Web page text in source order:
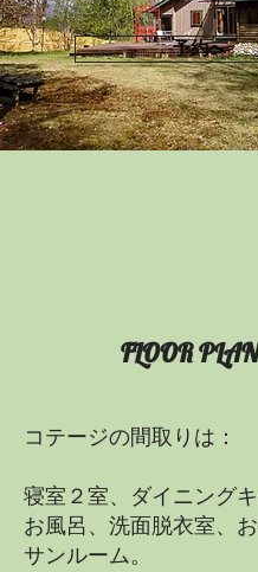
予約へ
FLOOR PLAN
コテージの間取りは：
寝室２室、ダイニングキ
お風呂、洗面脱衣室、
サンルーム。